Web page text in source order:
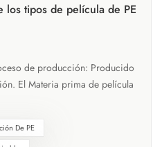
los tipos de película de PE
de producción: Producido
El Materia prima de película
T y se vierte sobre un rodillo
y conformado
De PE